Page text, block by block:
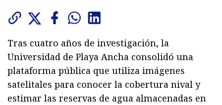
Tras cuatro años de investigación, la
Universidad de Playa Ancha consolidó una
plataforma pública que utiliza imágenes
satelitales para conocer la cobertura nival y
estimar las reservas de agua almacenadas en